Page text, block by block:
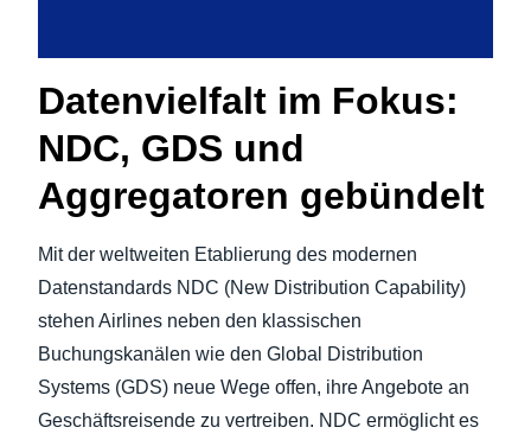
Datenvielfalt im Fokus:
NDC, GDS und
Aggregatoren gebündelt
Mit der weltweiten Etablierung des modernen
Datenstandards NDC (New Distribution Capability)
stehen Airlines neben den klassischen
Buchungskanälen wie den Global Distribution
Systems (GDS) neue Wege offen, ihre Angebote an
Geschäftsreisende zu vertreiben. NDC ermöglicht es